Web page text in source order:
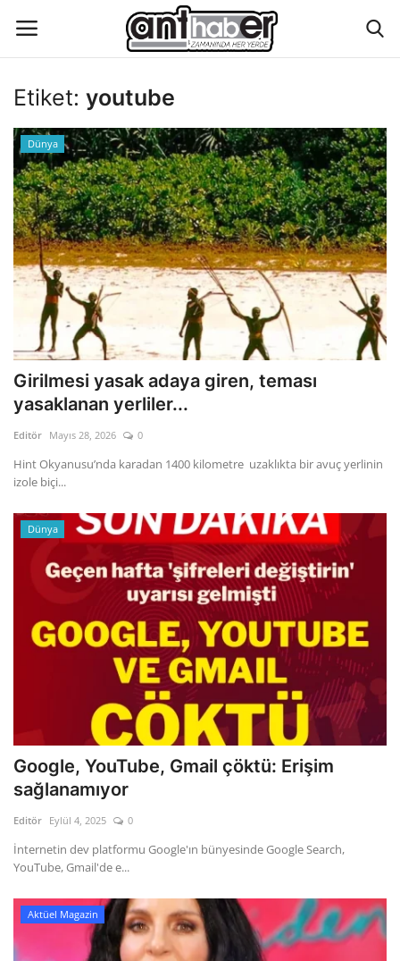
Eğitim
Aktüel Magazin
Hakkımızda
İletişim
Asayiş
Gizlilik Politikası
Reklam ve İşbirliği
Bodrum Trafik Yoğunluk Haritası
Turizm
Siyaset
Bodrum Nöbetçi Eczaneler
Köşe Yazarları
Spor
Kültür Sanat Tarih
Sağlık
Ekonomi
Gündem
Etiket: youtube
Dünya
Girilmesi yasak adaya giren, teması
yasaklanan yerliler...
Editör Mayıs 28, 2026 0
Hint Okyanusu’nda karadan 1400 kilometre uzaklıkta bir avuç yerlinin
izole biçi...
Dünya
Google, YouTube, Gmail çöktü: Erişim
sağlanamıyor
Editör Eylül 4, 2025 0
İnternetin dev platformu Google'ın bünyesinde Google Search,
YouTube, Gmail'de e...
Aktüel Magazin